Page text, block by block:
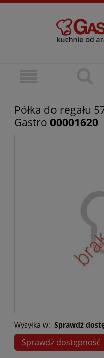
Półka do regału
Gastro 00001620
Wysyłka w: Sprawdź
Sprawdź dostępność